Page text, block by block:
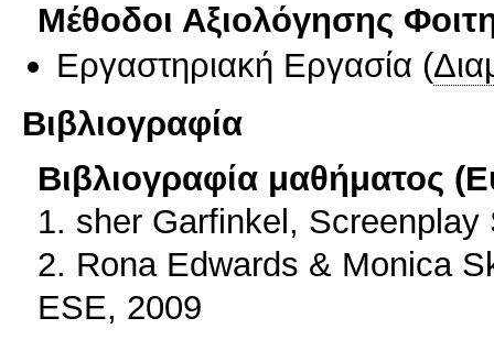
Μέθοδοι Αξιολόγησης
Εργαστηριακή Εργασία (
Βιβλιογραφία
Βιβλιογραφία μαθήματος
1. sher Garfinkel,
2. Rona Edwards & Monica
ESE, 2009